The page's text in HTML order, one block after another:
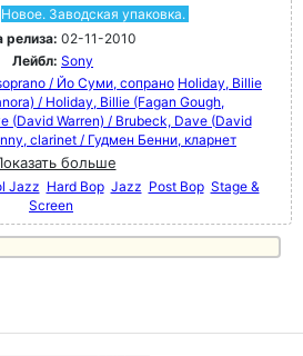
Новое. Заводская упаковка.
релиза: 02-11-2010
Лейбл: Sony
/ Йо Суми, сопрано Holiday, Billie
/ Holiday, Billie (Fagan Gough,
(David Warren) / Brubeck, Dave (David
clarinet / Гудмен Бенни, кларнет
больше
Jazz Hard Bop Jazz Post Bop Stage &
Screen